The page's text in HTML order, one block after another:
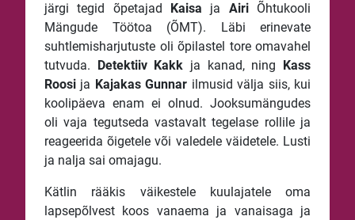
järgi tegid õpetajad
Kaisa ja AiriÕhtukooli
Mängude Töötoa (ÕMT). Läbi erinevate
suhtlemisharjutuste oli õpilastel tore omavahel
tutvuda.
Detektiiv Kakk ja kanad, ning
Kass
Roosi ja Kajakas Gunnar ilmusid välja siis, kui
koolipäeva enam ei olnud. Jooksumängudes
oli vaja tegutseda vastavalt tegelase rollile ja
reageerida õigetele või valedele väidetele. Lusti
ja nalja sai omajagu.
Kätlin rääkis väikestele kuulajatele oma
lapsepõlvest koos vanaema ja vanaisaga ja